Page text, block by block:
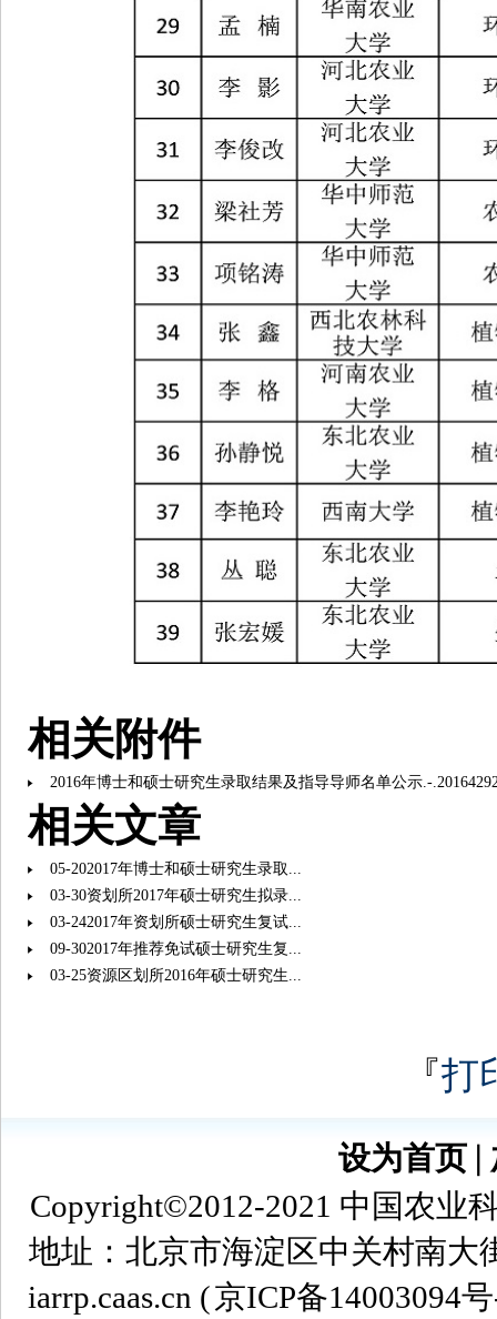
相关附件
2016年博士和硕士研究生录取结果及指导导师名单公示.-
相关文章
05-202017年博士和硕士研究生录取...
03-30资划所2017年硕士研究生拟录...
03-242017年资划所硕士研究生复试...
09-302017年推荐免试硕士研究生复...
03-25资源区划所2016年硕士研究生...
『打
设为首页
Copyright©2012-2021 中国农业
地址：北京市海淀区中关村南大
iarrp.caas.cn (京ICP备14003094